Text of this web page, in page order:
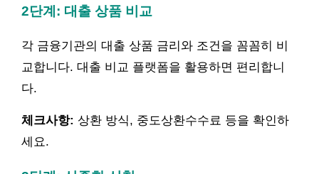
2단계: 대출 상품 비교
각 금융기관의 대출 상품 금리와 조건을 꼼꼼히 비
교합니다. 대출 비교 플랫폼을 활용하면 편리합니
다.
체크사항: 상환 방식, 중도상환수수료 등을 확인하
세요.